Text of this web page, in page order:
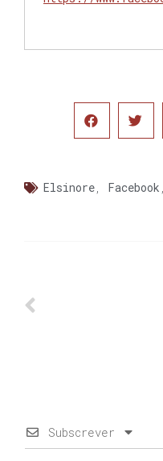
Elsinore, Facebook
Subscrever